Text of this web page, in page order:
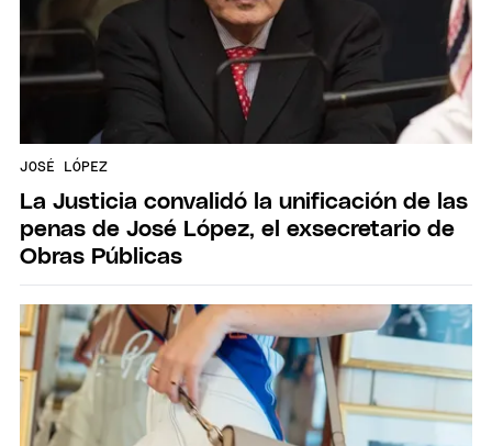
JOSÉ LÓPEZ
La Justicia convalidó la unificación de las
penas de José López, el exsecretario de
Obras Públicas